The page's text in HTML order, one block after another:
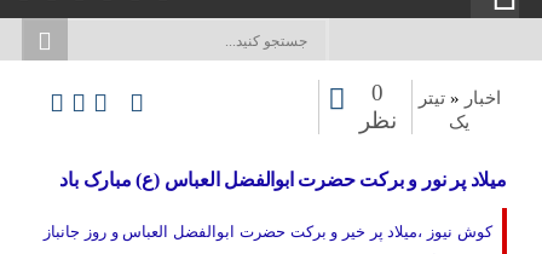
اخبار « تیتر
یک
0
نظر
میلاد پر نور و برکت حضرت ابوالفضل العباس (ع) مبارک باد
کوش نیوز ،میلاد پر خیر و برکت حضرت ابوالفضل العباس و روز جانباز